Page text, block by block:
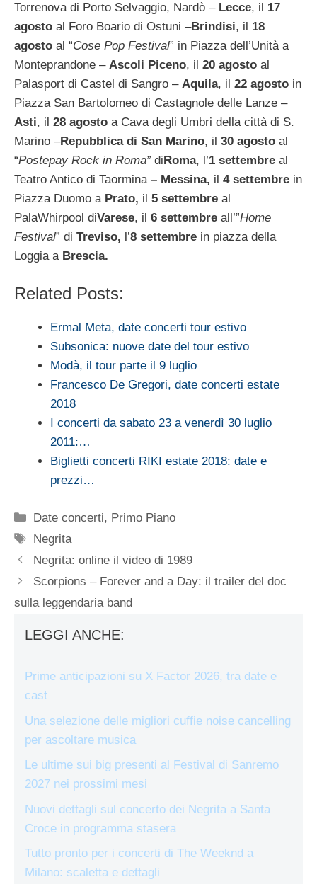
Torrenova di Porto Selvaggio, Nardò – Lecce, il 17
agosto al Foro Boario di Ostuni –Brindisi, il 18
agosto al “Cose Pop Festival” in Piazza dell’Unità a
Monteprandone – Ascoli Piceno, il 20 agosto al
Palasport di Castel di Sangro – Aquila, il 22 agosto in
Piazza San Bartolomeo di Castagnole delle Lanze –
Asti, il 28 agosto a Cava degli Umbri della città di S.
Marino –Repubblica di San Marino, il 30 agosto al
“Postepay Rock in Roma” di Roma, l’1 settembre al
Teatro Antico di Taormina– Messina, il 4 settembre in
Piazza Duomo a Prato, il 5 settembre al
PalaWhirpool diVarese, il 6 settembre all’”Home
Festival” di Treviso, l’8 settembre in piazza della
Loggia aBrescia.
Related Posts:
Ermal Meta, date concerti tour estivo
Subsonica: nuove date del tour estivo
Modà, il tour parte il 9 luglio
Francesco De Gregori, date concerti estate
2018
I concerti da sabato 23 a venerdì 30 luglio
2011:…
Biglietti concerti RIKI estate 2018: date e
prezzi…
Categorie
Date concerti, Primo Piano
Tag
Negrita
Negrita: online il video di 1989
Scorpions – Forever and a Day: il trailer del doc
sulla leggendaria band
LEGGI ANCHE:
Prime anticipazioni su X Factor 2026, tra date e
cast
Una selezione delle migliori cuffie noise cancelling
per ascoltare musica
Le ultime sui big presenti al Festival di Sanremo
2027 nei prossimi mesi
Nuovi dettagli sul concerto dei Negrita a Santa
Croce in programma stasera
Tutto pronto per i concerti di The Weeknd a
Milano: scaletta e dettagli